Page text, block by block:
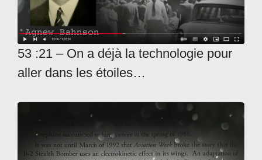
53 :21 – On a déjà la technologie pour
aller dans les étoiles…